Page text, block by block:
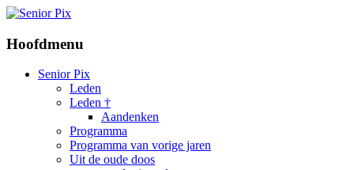
Hoofdmenu
Senior Pix
Leden
Leden †
Aandenken
Programma
Programma van vorige jaren
Uit de oude doos